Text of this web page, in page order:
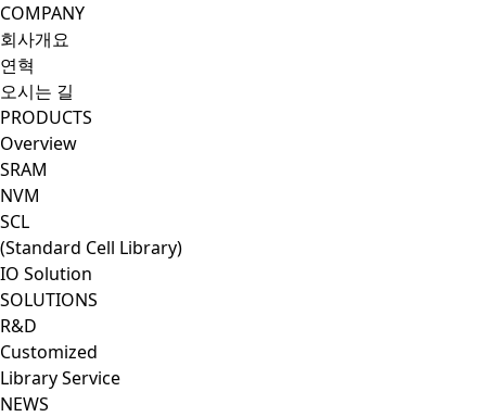
CoresSol
COMPANY
회사개요
연혁
오시는 길
PRODUCTS
Overview
SRAM
NVM
SCL
(Standard Cell Library)
IO Solution
SOLUTIONS
R&D
Customized
Library Service
NEWS